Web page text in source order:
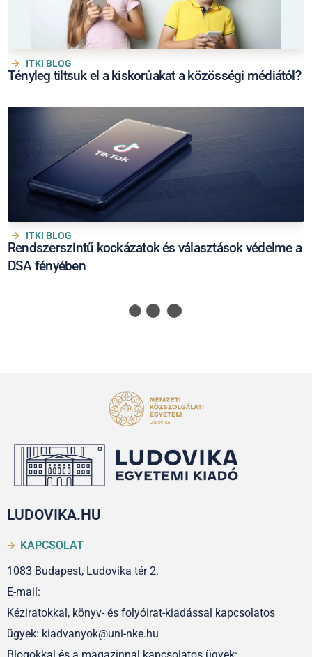
ITKI BLOG
Tényleg tiltsuk el a kiskorúakat a közösségi médiától?
ITKI BLOG
Rendszerszintű kockázatok és választások védelme a
DSA fényében
LUDOVIKA.HU
KAPCSOLAT
1083 Budapest, Ludovika tér 2.
E-mail:
Kéziratokkal, könyv- és folyóirat-kiadással kapcsolatos
ügyek: kiadvanyok@uni-nke.hu
Blogokkal és a magazinnal kapcsolatos ügyek: